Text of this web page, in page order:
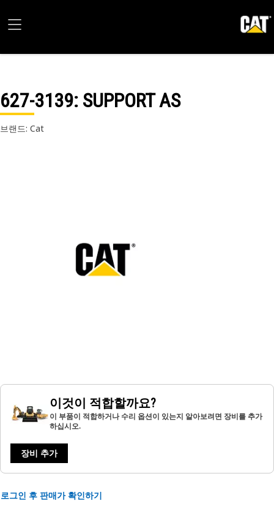
627-3139: SUPPORT AS
브랜드: Cat
이것이 적합할까요?
이 부품이 적합하거나 수리 옵션이 있는지 알아보려면 장비를 추가
하십시오.
장비 추가
로그인 후 판매가 확인하기